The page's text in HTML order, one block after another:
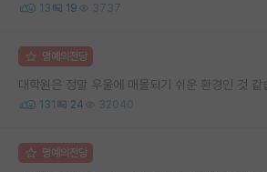
13 19 3737
명예의전당
대학원은 정말 우울에 매몰되기 쉬운 환경인 것 같
131 24 32040
명예의전당